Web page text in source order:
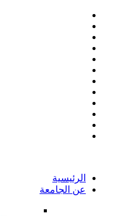
الرئيسية
عن الجامعة